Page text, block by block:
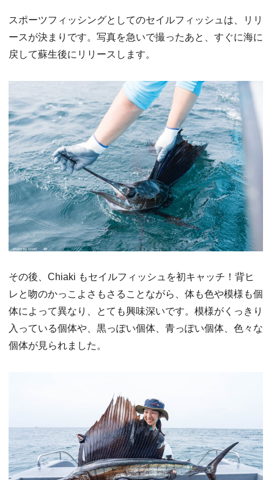
スポーツフィッシングとしてのセイルフィッシュは、リリ
ースが決まりです。写真を急いで撮ったあと、すぐに海に
戻して蘇生後にリリースします。
その後、Chiaki もセイルフィッシュを初キャッチ！背ヒ
レと吻のかっこよさもさることながら、体も色や模様も個
体によって異なり、とても興味深いです。模様がくっきり
入っている個体や、黒っぽい個体、青っぽい個体、色々な
個体が見られました。